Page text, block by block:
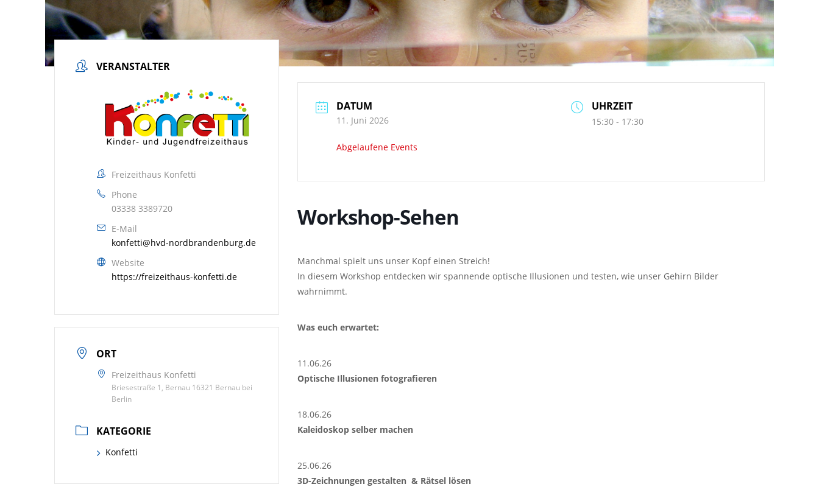
VERANSTALTER
Freizeithaus Konfetti
Phone
03338 3389720
E-Mail
konfetti@hvd-nordbrandenburg.de
Website
https://freizeithaus-konfetti.de
ORT
Freizeithaus Konfetti
Briesestraße 1, Bernau 16321 Bernau bei
Berlin
KATEGORIE
Konfetti
DATUM
11. Juni 2026
Abgelaufene Events
UHRZEIT
15:30 - 17:30
Workshop-Sehen
Manchmal spielt uns unser Kopf einen Streich!
In diesem Workshop entdecken wir spannende optische Illusionen und testen, wie unser Gehirn Bilder
wahrnimmt.
Was euch erwartet:
11.06.26
Optische Illusionen fotografieren
18.06.26
Kaleidoskop selber machen
25.06.26
3D-Zeichnungen gestalten & Rätsel lösen